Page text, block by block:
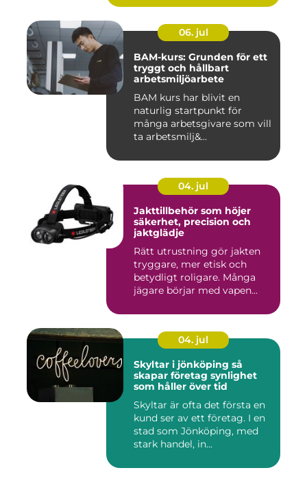
06. jul
BAM-kurs: Grunden för ett
tryggt och hållbart
arbetsmiljöarbete
BAM kurs har blivit en
naturlig startpunkt för
många arbetsgivare som vill
ta arbetsmilj&...
04. jul
Jakttillbehör som höjer
säkerhet, precision och
jaktglädje
Rätt utrustning gör jakten
tryggare, mer etisk och
betydligt roligare. Många
jägare börjar med vapen...
04. jul
Skyltar i jönköping så
skapar företag synlighet
som håller över tid
Skyltar är ofta det första en
kund ser av ett företag. I en
stad som Jönköping, med
stark handel, in...